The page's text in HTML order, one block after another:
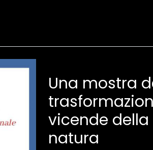
Una mostra
vicende
natura